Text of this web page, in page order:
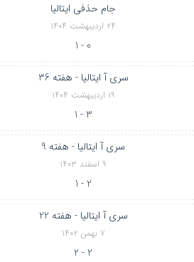
جام حذفی ایتالیا
۲۴ اردیبهشت ۱۴۰۴
0 - 1
سری آ ایتالیا - هفته 36
۱۹ اردیبهشت ۱۴۰۴
3 - 1
سری آ ایتالیا - هفته 9
۹ اسفند ۱۴۰۳
2 - 1
سری آ ایتالیا - هفته 22
۷ بهمن ۱۴۰۲
2 - 2